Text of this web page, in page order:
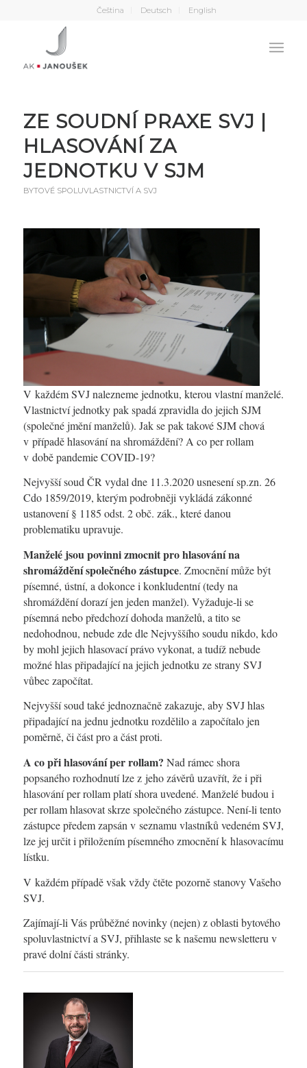
Čeština Deutsch English
ZE SOUDNÍ PRAXE SVJ |
HLASOVÁNÍ ZA
JEDNOTKU V SJM
BYTOVÉ SPOLUVLASTNICTVÍ A SVJ
V každém SVJ nalezneme jednotku, kterou vlastní manželé.
Vlastnictví jednotky pak spadá zpravidla do jejich SJM
(společné jmění manželů). Jak se pak takové SJM chová
v případě hlasování na shromáždění? A co per rollam
v době pandemie COVID-19?
Nejvyšší soud ČR vydal dne 11.3.2020 usnesení sp.zn. 26
Cdo 1859/2019, kterým podrobněji vykládá zákonné
ustanovení § 1185 odst. 2 obč. zák., které danou
problematiku upravuje.
Manželé jsou povinni zmocnit pro hlasování na
shromáždění společného zástupce. Zmocnění může být
písemné, ústní, a dokonce i konkludentní (tedy na
shromáždění dorazí jen jeden manžel). Vyžaduje‑li se
písemná nebo předchozí dohoda manželů, a tito se
nedohodnou, nebude zde dle Nejvyššího soudu nikdo, kdo
by mohl jejich hlasovací právo vykonat, a tudíž nebude
možné hlas připadající na jejich jednotku ze strany SVJ
vůbec započítat.
Nejvyšší soud také jednoznačně zakazuje, aby SVJ hlas
připadající na jednu jednotku rozdělilo a započítalo jen
poměrně, či část pro a část proti.
A co při hlasování per rollam? Nad rámec shora
popsaného rozhodnutí lze z jeho závěrů uzavřít, že i při
hlasování per rollam platí shora uvedené. Manželé budou i
per rollam hlasovat skrze společného zástupce. Není-li tento
zástupce předem zapsán v seznamu vlastníků vedeném SVJ,
lze jej určit i přiložením písemného zmocnění k hlasovacímu
lístku.
V každém případě však vždy čtěte pozorně stanovy Vašeho
SVJ.
Zajímají-li Vás průběžné novinky (nejen) z oblasti bytového
spoluvlastnictví a SVJ, přihlaste se k našemu newsletteru v
pravé dolní části stránky.